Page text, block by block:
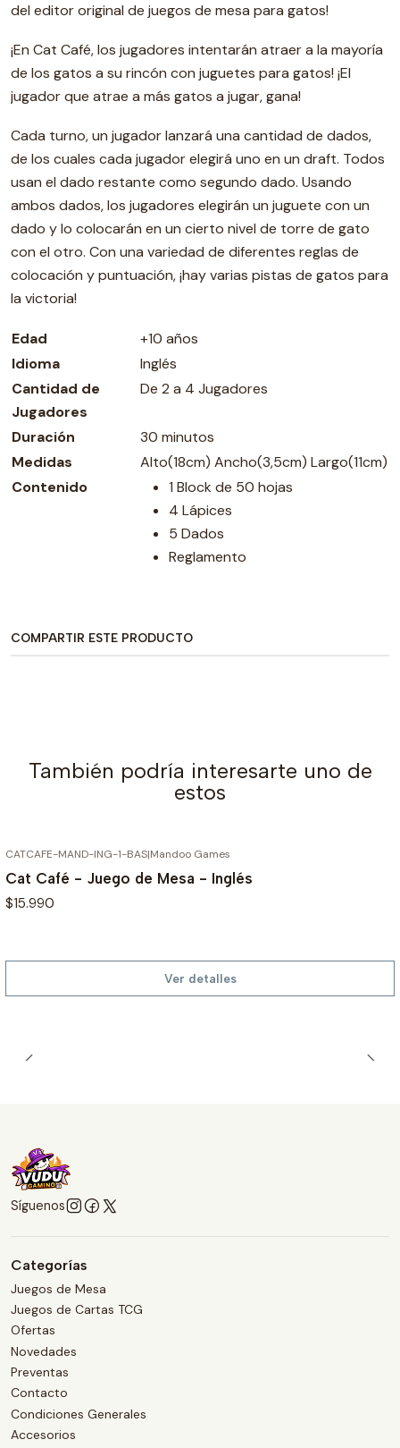
del editor original de juegos de mesa para gatos!
¡En Cat Café, los jugadores intentarán atraer a la mayoría
de los gatos a su rincón con juguetes para gatos! ¡El
jugador que atrae a más gatos a jugar, gana!
Cada turno, un jugador lanzará una cantidad de dados,
de los cuales cada jugador elegirá uno en un draft. Todos
usan el dado restante como segundo dado. Usando
ambos dados, los jugadores elegirán un juguete con un
dado y lo colocarán en un cierto nivel de torre de gato
con el otro. Con una variedad de diferentes reglas de
colocación y puntuación, ¡hay varias pistas de gatos para
la victoria!
Edad
+10 años
Idioma
Inglés
Cantidad de
Jugadores
De 2 a 4 Jugadores
Duración
30 minutos
Medidas
Alto(18cm) Ancho(3,5cm) Largo(11cm)
Contenido
1 Block de 50 hojas
4 Lápices
5 Dados
Reglamento
COMPARTIR ESTE PRODUCTO
También podría interesarte uno de
estos
CATCAFE-MAND-ING-1-BAS|Mandoo Games
Cat Café - Juego de Mesa - Inglés
$15.990
Ver detalles
Síguenos
Categorías
Juegos de Mesa
Juegos de Cartas TCG
Ofertas
Novedades
Preventas
Contacto
Condiciones Generales
Accesorios